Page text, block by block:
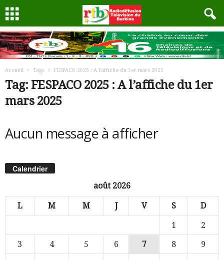
Accueil Tags FESPACO 2025 : A l’affiche du 1er mars 2025
Tag: FESPACO 2025 : A l’affiche du 1er
mars 2025
Aucun message à afficher
Calendrier
août 2026
L M M J V S D
1
2
3
4 5 6 7 8
9